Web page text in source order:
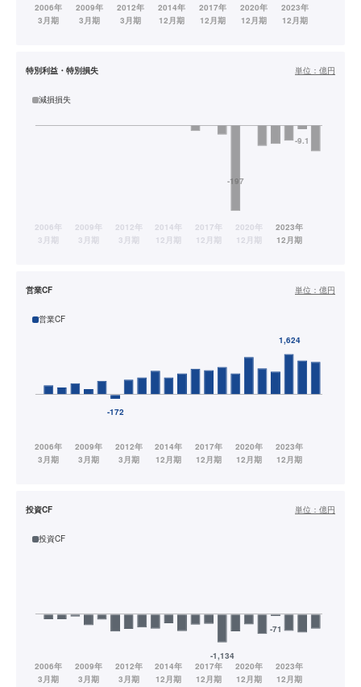
特別利益・特別損失 単位： 億円
減損損失
営業CF 単位： 億円
営業CF
投資CF 単位： 億円
投資CF